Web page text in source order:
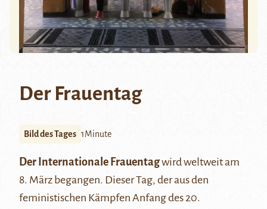
Der Frauentag
Bild des Tages 1Minute
Der Internationale Frauentagwird weltweit am
8. März begangen. Dieser Tag, der aus den
feministischen Kämpfen Anfang des 20.